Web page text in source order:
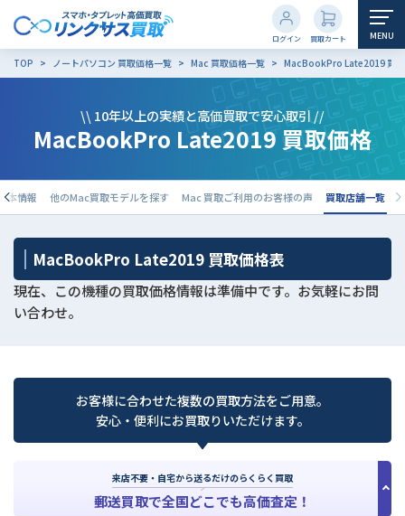
買取カート
ログイン MENU
TOP ノートパソコン 買取価格一覧 Mac 買取価格一覧 MacBookPro Late2019 買
\\ 10年以上の実績と高価買取で安心取引 //
MacBookPro Late2019 買取価格
本情報 他のMac買取モデルを探す Mac 買取ご利用のお客様の声 買取店舗一覧
MacBookPro Late2019 買取価格表
現在、この機種の買取価格情報は準備中です。お気軽にお問
い合わせ。
お客様に合わせた複数の買取方法をご用意。
安心・便利にお買取りいただけます。
来店不要・自宅から送るだけのらくらく買取
郵送買取で全国どこでも高価査定！